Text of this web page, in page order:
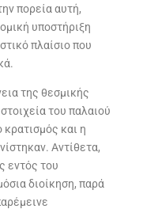
πορεία αυτή,
υποστήριξη
πλαίσιο που
της θεσμικής
του παλαιού
και η
Αντίθετα,
εντός του
διοίκηση, παρά